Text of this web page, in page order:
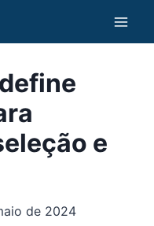
e
de 2024